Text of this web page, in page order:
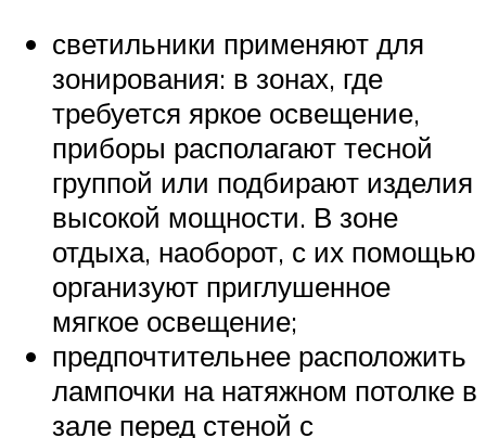
светильники применяют для
зонирования: в зонах, где
требуется яркое освещение,
приборы располагают тесной
группой или подбирают изделия
высокой мощности. В зоне
отдыха, наоборот, с их помощью
организуют приглушенное
мягкое освещение;
предпочтительнее расположить
лампочки на натяжном потолке в
зале перед стеной с